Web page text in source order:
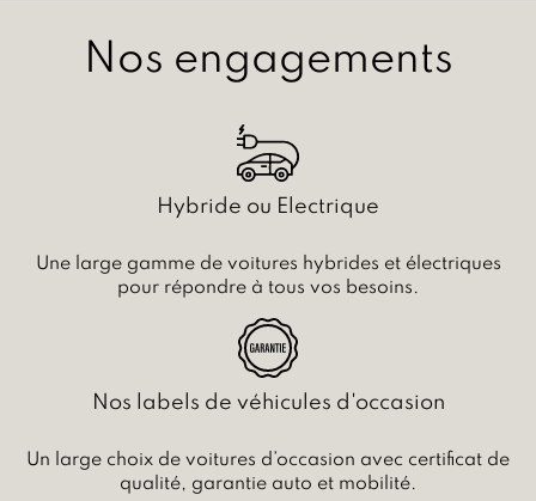
Nos engagements
Hybride ou Electrique
Une large gamme de voitures hybrides et électriques
pour répondre à tous vos besoins.
Nos labels de véhicules d'occasion
Un large choix de voitures d’occasion avec certificat de
qualité, garantie auto et mobilité.